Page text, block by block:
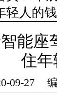
轻人的
能座
住年
09-27